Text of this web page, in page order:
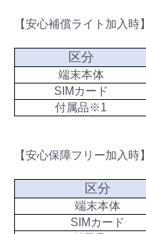
【安心補償ライト加入時】
区分
端末本体
SIMカード
付属品※1
【安心保障フリー加入時】
区分
端末本体
SIMカード